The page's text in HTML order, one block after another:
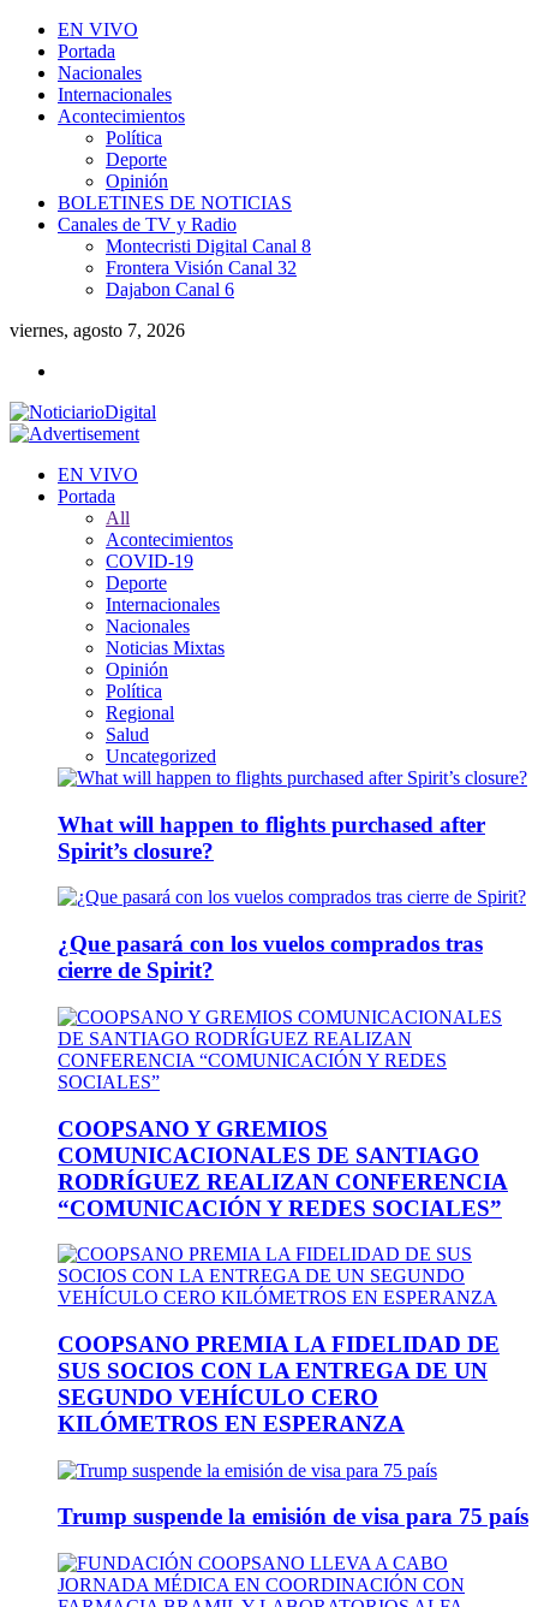
EN VIVO
Portada
Nacionales
Internacionales
Acontecimientos
Política
Deporte
Opinión
BOLETINES DE NOTICIAS
Canales de TV y Radio
Montecristi Digital Canal 8
Frontera Visión Canal 32
Dajabon Canal 6
viernes, agosto 7, 2026
EN VIVO
Portada
All
Acontecimientos
COVID-19
Deporte
Internacionales
Nacionales
Noticias Mixtas
Opinión
Política
Regional
Salud
Uncategorized
What will happen to flights purchased after
Spirit’s closure?
¿Que pasará con los vuelos comprados tras
cierre de Spirit?
COOPSANO Y GREMIOS
COMUNICACIONALES DE SANTIAGO
RODRÍGUEZ REALIZAN CONFERENCIA
“COMUNICACIÓN Y REDES SOCIALES”
COOPSANO PREMIA LA FIDELIDAD DE
SUS SOCIOS CON LA ENTREGA DE UN
SEGUNDO VEHÍCULO CERO
KILÓMETROS EN ESPERANZA
Trump suspende la emisión de visa para 75 país